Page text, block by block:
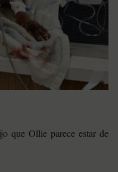
que Ollie parece estar de